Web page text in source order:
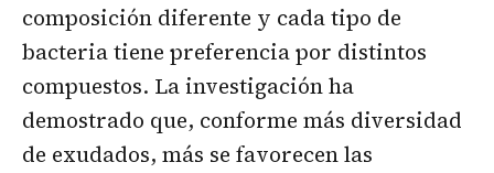
composición diferente y cada tipo de
bacteria tiene preferencia por distintos
compuestos. La investigación ha
demostrado que, conforme más diversidad
de exudados, más se favorecen las